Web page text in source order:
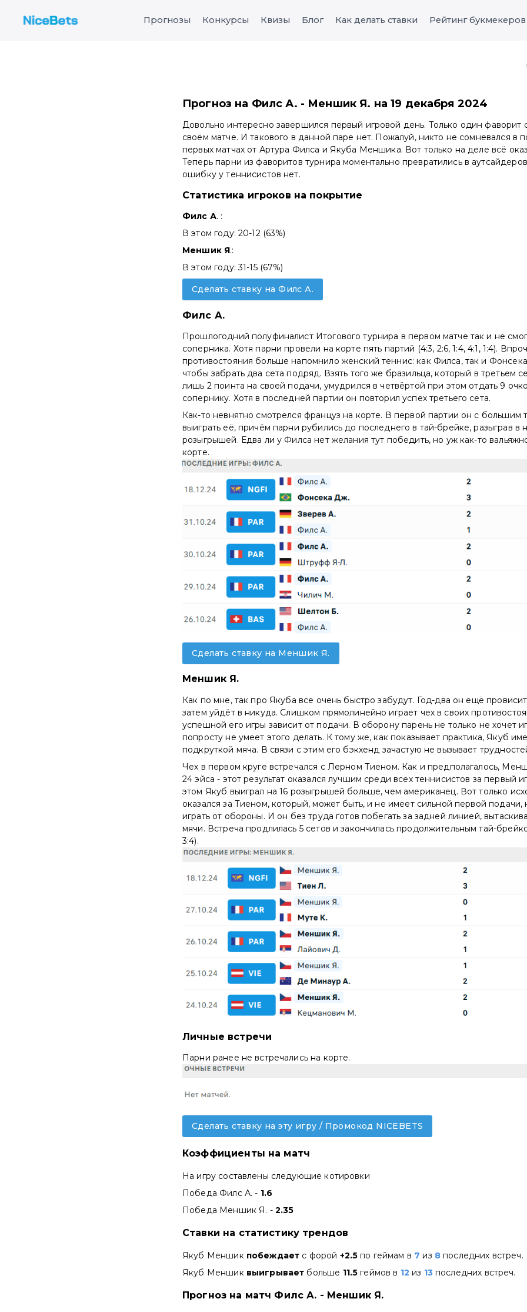
Прогнозы Конкурсы Квизы Блог Как делать ставки Рейтинг букмекеров
Прогноз на Филс А. - Меншик Я. на 19 декабря 2024
Довольно интересно завершился первый игровой день. Только один фаворит
своём матче. И такового в данной паре нет. Пожалуй, никто не сомневался в
первых матчах от Артура Филса и Якуба Меншика. Вот только на деле всё
Теперь парни из фаворитов турнира моментально превратились в
ошибку у теннисистов нет.
Статистика игроков на покрытие
Филс А. :
В этом году: 20-12 (63%)
Меншик Я.:
В этом году: 31-15 (67%)
Сделать ставку на Филс А.
Филс А.
Прошлогодний полуфиналист Итогового турнира в первом матче так и не
соперника. Хотя парни провели на корте пять партий (4:3, 2:6, 1:4, 4:1, 1:4).
противостояния больше напомнило женский теннис: как Филса, так и Фонсека
чтобы забрать два сета подряд. Взять того же бразильца, который в третьем
лишь 2 поинта на своей подачи, умудрился в четвёртой при этом отдать 9
сопернику. Хотя в последней партии он повторил успех третьего сета.
Как-то невнятно смотрелся француз на корте. В первой партии он с большим
выиграть её, причём парни рубились до последнего в тай-брейке, разыграв в
розыгрышей. Едва ли у Филса нет желания тут победить, но уж как-то
корте.
Сделать ставку на Меншик Я.
Меншик Я.
Как по мне, так про Якуба все очень быстро забудут. Год-два он ещё
затем уйдёт в никуда. Слишком прямолинейно играет чех в своих
успешной его игры зависит от подачи. В оборону парень не только не хочет
попросту не умеет этого делать. К тому же, как показывает практика, Якуб
подкруткой мяча. В связи с этим его бэкхенд зачастую не вызывает
Чех в первом круге встречался с Лерном Тиеном. Как и предполагалось,
24 эйса - этот результат оказался лучшим среди всех теннисистов за первый
этом Якуб выиграл на 16 розыгрышей больше, чем американец. Вот только
оказался за Тиеном, который, может быть, и не имеет сильной первой подачи,
играть от обороны. И он без труда готов побегать за задней линией,
мячи. Встреча продлилась 5 сетов и закончилась продолжительным тай-
3:4).
Личные встречи
Парни ранее не встречались на корте.
Сделать ставку на эту игру / Промокод NICEBETS
Коэффициенты на матч
На игру составлены следующие котировки
Победа Филс А. - 1.6
Победа Меншик Я. - 2.35
Ставки на статистику трендов
Якуб Меншик побеждает с форой +2.5по геймам в 7из 8 последних встреч.
Якуб Меншик выигрывает больше 11.5 геймов в 12из 13 последних встреч.
Прогноз на матч Филс А. - Меншик Я.